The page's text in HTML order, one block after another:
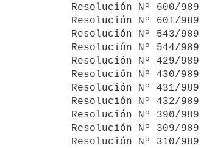
Resolución Nº 600/
Resolución Nº 601/
Resolución Nº 543/
Resolución Nº 544/
Resolución Nº 429/
Resolución Nº 430/
Resolución Nº 431/
Resolución Nº 432/
Resolución Nº 390/
Resolución Nº 309/
Resolución Nº 310/